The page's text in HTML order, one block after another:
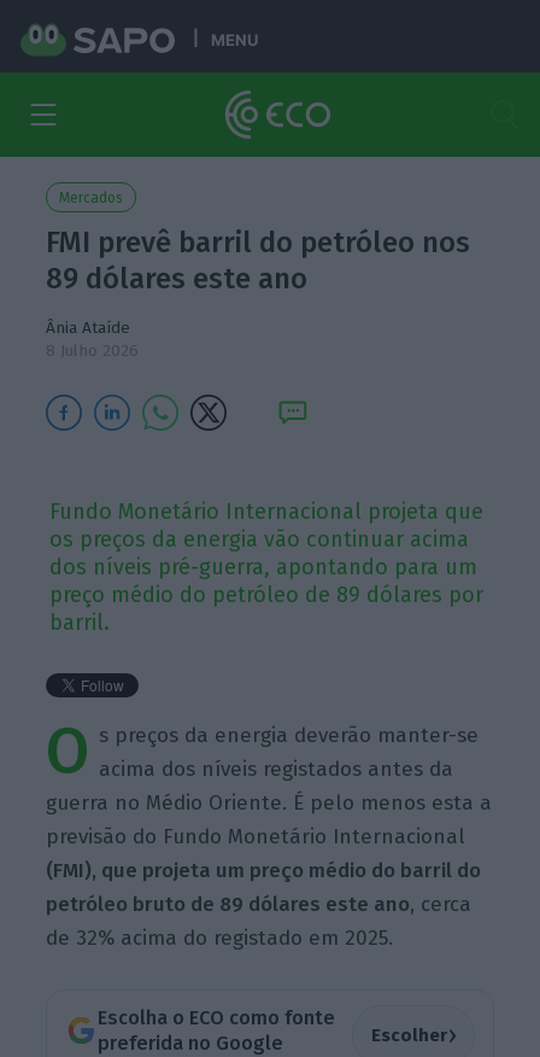
MENU
Mercados
FMI prevê barril do petróleo nos
89 dólares este ano
Ânia Ataíde
8 Julho 2026
Fundo Monetário Internacional projeta que
os preços da energia vão continuar acima
dos níveis pré-guerra, apontando para um
preço médio do petróleo de 89 dólares por
barril.
O s preços da energia deverão manter-se
acima dos níveis registados antes da
guerra no Médio Oriente. É pelo menos esta a
previsão do Fundo Monetário Internacional
(FMI), que projeta um preço médio do barril do
petróleo bruto de 89 dólares este ano, cerca
de 32% acima do registado em 2025.
Escolha o ECO como fonte
preferida no Google
Escolher›